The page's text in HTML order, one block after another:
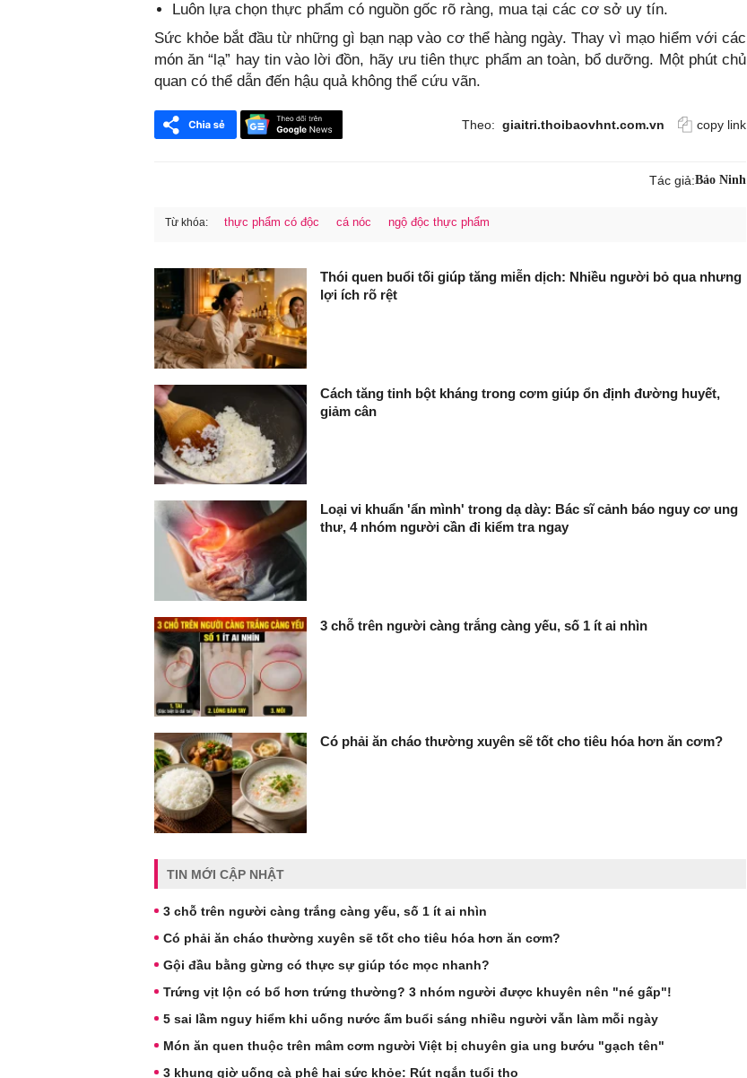
Luôn lựa chọn thực phẩm có nguồn gốc rõ ràng, mua tại các cơ sở uy tín.
Sức khỏe bắt đầu từ những gì bạn nạp vào cơ thể hàng ngày. Thay vì mạo hiểm với các
món ăn “lạ” hay tin vào lời đồn, hãy ưu tiên thực phẩm an toàn, bổ dưỡng. Một phút chủ
quan có thể dẫn đến hậu quả không thể cứu vãn.
Theo: giaitri.thoibaovhnt.com.vn copy link
Tác giả:Bảo Ninh
Từ khóa: thực phẩm có độc cá nóc ngộ độc thực phẩm
Thói quen buổi tối giúp tăng miễn dịch: Nhiều người bỏ qua nhưng
lợi ích rõ rệt
Cách tăng tinh bột kháng trong cơm giúp ổn định đường huyết,
giảm cân
Loại vi khuẩn 'ẩn mình' trong dạ dày: Bác sĩ cảnh báo nguy cơ ung
thư, 4 nhóm người cần đi kiểm tra ngay
3 chỗ trên người càng trắng càng yếu, số 1 ít ai nhìn
Có phải ăn cháo thường xuyên sẽ tốt cho tiêu hóa hơn ăn cơm?
TIN MỚI CẬP NHẬT
3 chỗ trên người càng trắng càng yếu, số 1 ít ai nhìn
Có phải ăn cháo thường xuyên sẽ tốt cho tiêu hóa hơn ăn cơm?
Gội đầu bằng gừng có thực sự giúp tóc mọc nhanh?
Trứng vịt lộn có bổ hơn trứng thường? 3 nhóm người được khuyên nên "né gấp"!
5 sai lầm nguy hiểm khi uống nước ấm buổi sáng nhiều người vẫn làm mỗi ngày
Món ăn quen thuộc trên mâm cơm người Việt bị chuyên gia ung bướu "gạch tên"
3 khung giờ uống cà phê hại sức khỏe: Rút ngắn tuổi thọ